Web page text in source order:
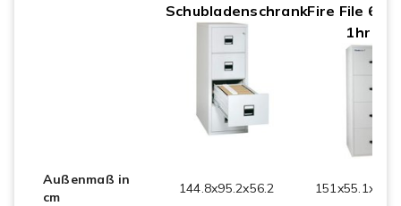
SchubladenschrankFire File 60
1hr KL
Außenmaß in
cm
144.8x95.2x56.2 151x55.1x63.5